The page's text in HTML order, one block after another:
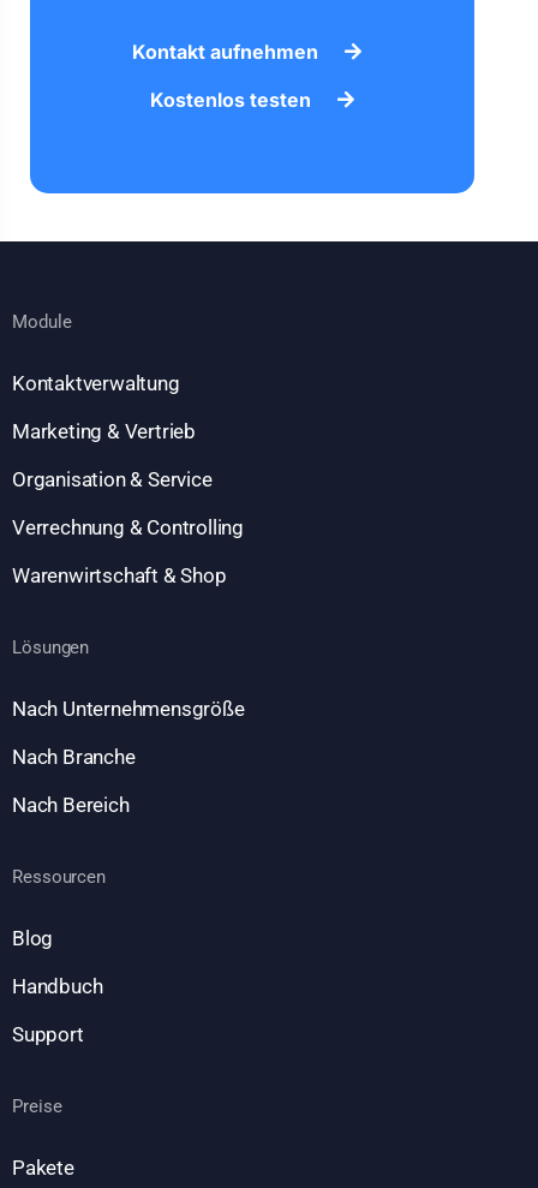
Kontakt aufnehmen
Kostenlos testen
Module
Kontaktverwaltung
Marketing & Vertrieb
Organisation & Service
Verrechnung & Controlling
Warenwirtschaft & Shop
Lösungen
Nach Unternehmensgröße
Nach Branche
Nach Bereich
Ressourcen
Blog
Handbuch
Support
Preise
Pakete